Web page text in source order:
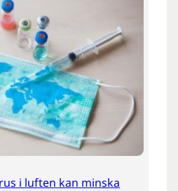
i luften kan minska